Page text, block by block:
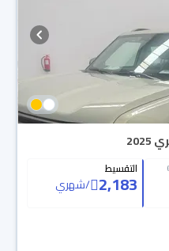
التقسيط
2,183
/شهري